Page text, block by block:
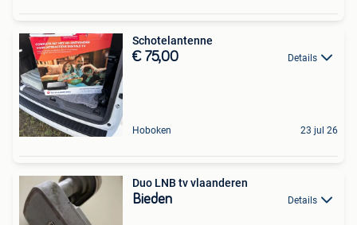
Schotelantenne
€ 75,00 Details
Hoboken 23 jul 26
Duo LNB tv vlaanderen
Bieden Details